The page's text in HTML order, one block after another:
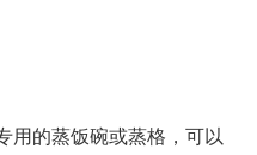
用的蒸饭碗或蒸格，可以